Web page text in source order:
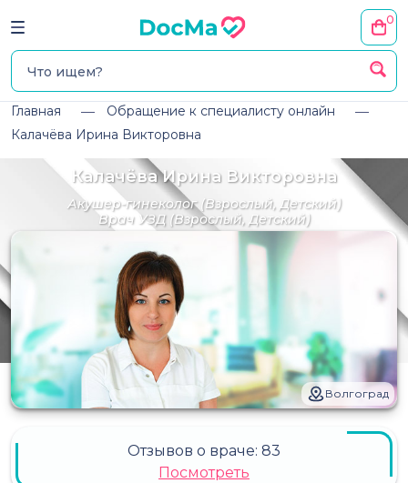
0
Главная
Обращение к специалисту онлайн
Калачёва Ирина Викторовна
Калачёва Ирина Викторовна
Акушер-гинеколог(Взрослый, Детский)
Врач УЗД(Взрослый, Детский)
Волгоград
Отзывов о враче: 83
Посмотреть